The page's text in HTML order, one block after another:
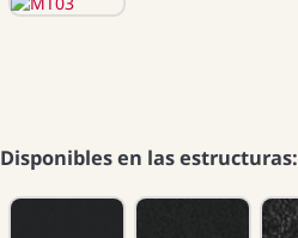
Disponibles en las estructuras: